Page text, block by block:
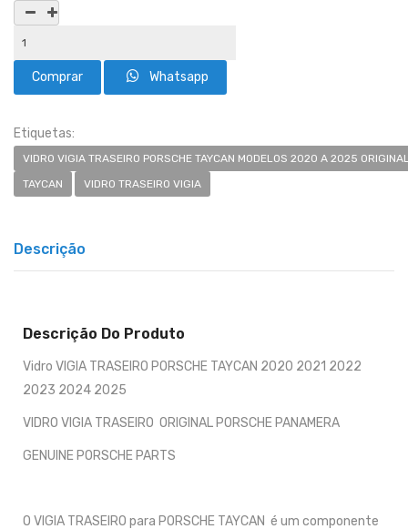
Whatsapp
Etiquetas:
VIDRO VIGIA TRASEIRO PORSCHE TAYCAN MODELOS 2020 A 2025
TAYCAN
VIDRO TRASEIRO VIGIA
Descrição
Descrição Do Produto
Vidro VIGIA TRASEIRO PORSCHE TAYCAN 2020 2021 2022
2023 2024 2025
VIDRO VIGIA TRASEIRO ORIGINAL PORSCHE PANAMERA
GENUINE PORSCHE PARTS
O VIGIA TRASEIRO para PORSCHE TAYCAN é um componente